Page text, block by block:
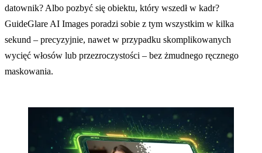
datownik? Albo pozbyć się obiektu, który wszedł w kadr?
GuideGlare AI Images poradzi sobie z tym wszystkim w kilka
sekund – precyzyjnie, nawet w przypadku skomplikowanych
wycięć włosów lub przezroczystości – bez żmudnego ręcznego
maskowania.